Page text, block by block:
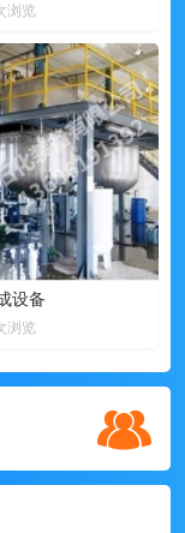
浏览
设备
浏览